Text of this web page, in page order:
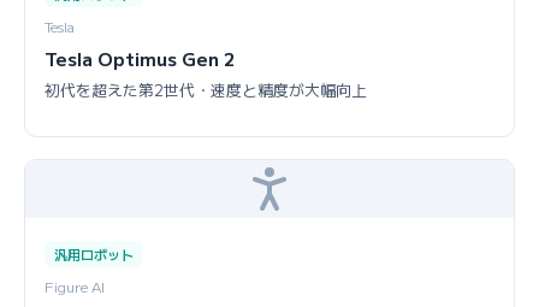
Tesla
Tesla Optimus Gen 2
初代を超えた第2世代・速度と精度が大幅向上
汎用ロボット
Figure AI